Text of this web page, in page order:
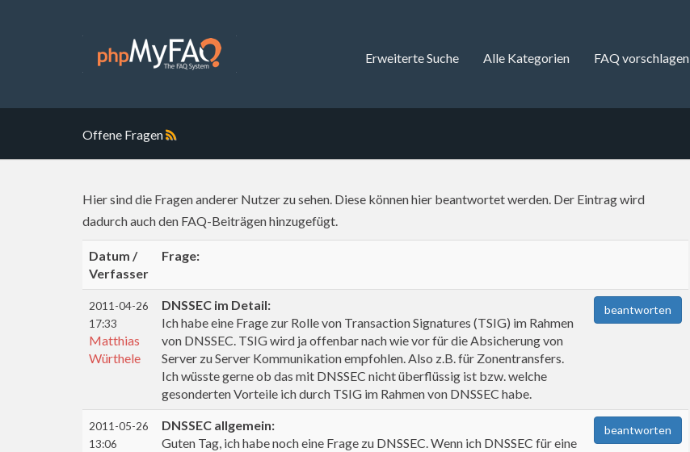
Erweiterte Suche Alle Kategorien FAQ vorschlagen
Offene Fragen
Hier sind die Fragen anderer Nutzer zu sehen. Diese können hier beantwortet werden. Der Eintrag wird
dadurch auch den FAQ-Beiträgen hinzugefügt.
Datum /
Verfasser
Frage:
2011-04-26
17:33
Matthias
Würthele
DNSSEC im Detail:
Ich habe eine Frage zur Rolle von Transaction Signatures (TSIG) im Rahmen
von DNSSEC. TSIG wird ja offenbar nach wie vor für die Absicherung von
Server zu Server Kommunikation empfohlen. Also z.B. für Zonentransfers.
Ich wüsste gerne ob das mit DNSSEC nicht überflüssig ist bzw. welche
gesonderten Vorteile ich durch TSIG im Rahmen von DNSSEC habe.
beantworten
2011-05-26
13:06
DNSSEC allgemein:
Guten Tag, ich habe noch eine Frage zu DNSSEC. Wenn ich DNSSEC für eine
beantworten